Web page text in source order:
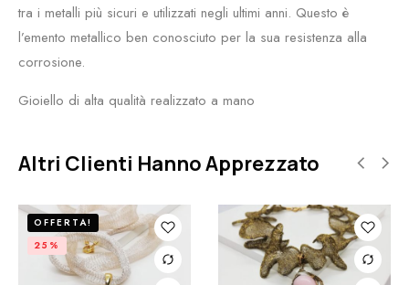
tra i metalli più sicuri e utilizzati negli ultimi anni. Questo è
l’emento metallico ben conosciuto per la sua resistenza alla
corrosione.
Gioiello di alta qualità realizzato a mano
Altri Clienti Hanno Apprezzato
OFFERTA!
25%